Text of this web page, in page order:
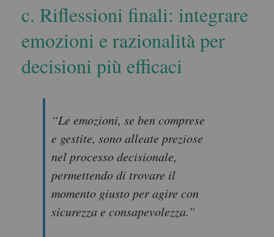
c. Riflessioni finali: integrare
emozioni e razionalità per
decisioni più efficaci
“Le emozioni, se ben comprese
e gestite, sono alleate preziose
nel processo decisionale,
permettendo di trovare il
momento giusto per agire con
sicurezza e consapevolezza.”